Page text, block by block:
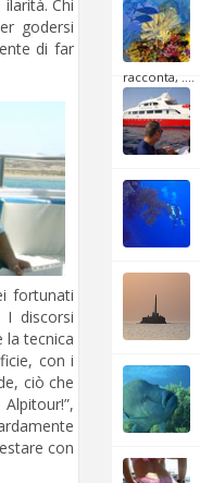
Chi
godersi
di far
fortunati
discorsi
la tecnica
con i
ciò che
con
racconta, ....